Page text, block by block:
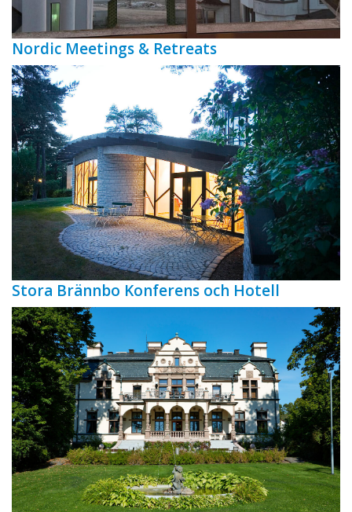
Nordic Meetings & Retreats
Stora Brännbo Konferens och Hotell